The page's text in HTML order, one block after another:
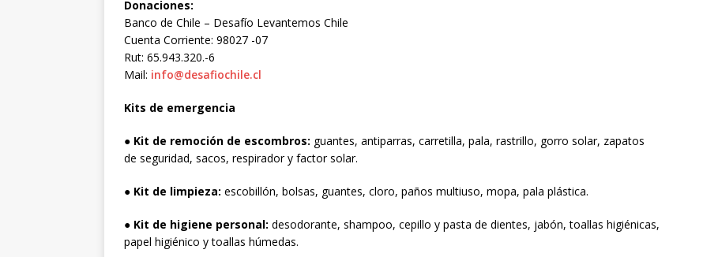
Donaciones:
Banco de Chile – Desafío Levantemos Chile
Cuenta Corriente: 98027 -07
Rut: 65.943.320.-6
Mail: info@desafiochile.cl
Kits de emergencia
● Kit de remoción de escombros: guantes, antiparras, carretilla, pala, rastrillo, gorro solar, zapatos
de seguridad, sacos, respirador y factor solar.
● Kit de limpieza: escobillón, bolsas, guantes, cloro, paños multiuso, mopa, pala plástica.
● Kit de higiene personal: desodorante, shampoo, cepillo y pasta de dientes, jabón, toallas higiénicas,
papel higiénico y toallas húmedas.